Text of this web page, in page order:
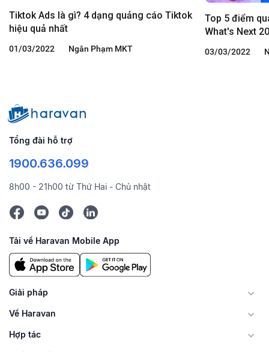
Tiktok Ads là gì? 4 dạng quảng cáo Tiktok
hiệu quả nhất
01/03/2022 Ngân Phạm MKT
Top 5 điểm
What's Next
03/03/2022
Tổng đài hỗ trợ
1900.636.099
8h00 - 21h00 từ Thứ Hai - Chủ nhật
Tải về Haravan Mobile App
Giải pháp
Về Haravan
Hợp tác